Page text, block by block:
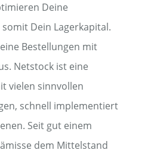
Deine
Dein Lagerkapital.
Bestellungen mit
Netstock ist eine
vielen sinnvollen
schnell implementiert
Seit gut einem
dem Mittelstand